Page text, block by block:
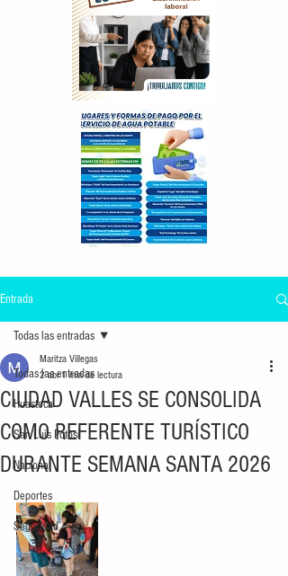
Entrada
Todas las entradas
Huasteca
San Luis Potosí
Nacional
Deportes
Seguridad
Todas las entradas
CIUDAD VALLES SE CONSOLIDA
COMO REFERENTE TURÍSTICO
DURANTE SEMANA SANTA 2026
Maritza Villegas
2 abr 1 min de lectura